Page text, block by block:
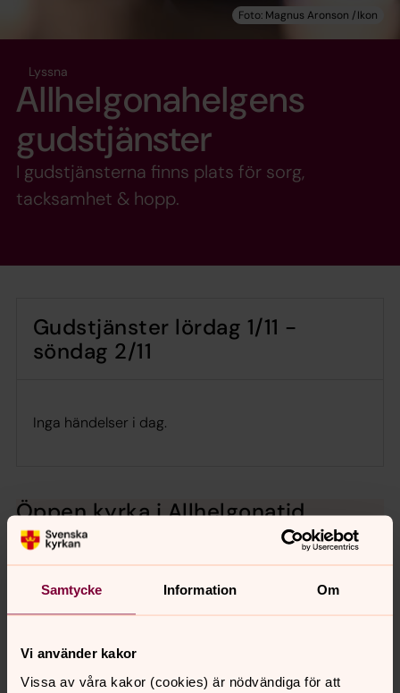
Samtycke Information Om
Vi använder kakor
Vissa av våra kakor (cookies) är nödvändiga för att
Lyssna
Allhelgonahelgens
gudstjänster
I gudstjänsterna finns plats för sorg,
tacksamhet & hopp.
Gudstjänster lördag 1/11 -
söndag 2/11
Inga händelser i dag.
Öppen kyrka i Allhelgonatid
Här kan du få en kopp kaffe och möjlighet att tända ljus
eller tillägna ett minneslöv till någon.
Synpunkter eller frågor på sidans
innehåll?